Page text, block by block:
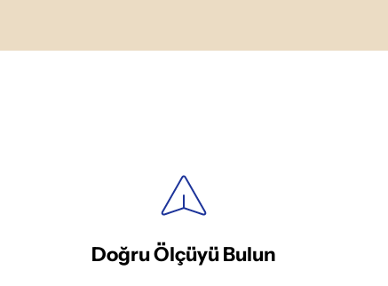
Doğru Ölçüyü Bulun